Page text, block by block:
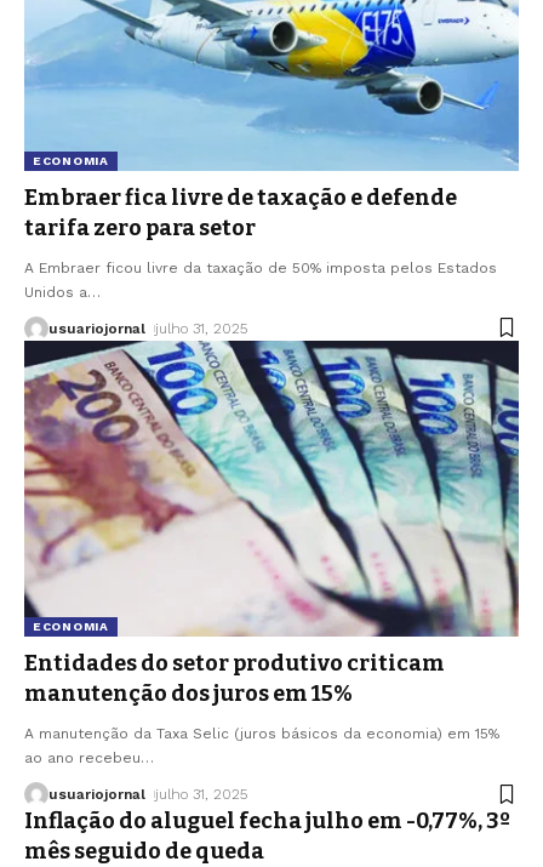
ECONOMIA
Embraer fica livre de taxação e defende
tarifa zero para setor
A Embraer ficou livre da taxação de 50% imposta pelos Estados
Unidos a…
usuariojornal julho 31, 2025
ECONOMIA
Entidades do setor produtivo criticam
manutenção dos juros em 15%
A manutenção da Taxa Selic (juros básicos da economia) em 15%
ao ano recebeu…
usuariojornal julho 31, 2025
Inflação do aluguel fecha julho em -0,77%, 3º
mês seguido de queda